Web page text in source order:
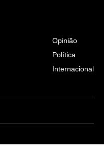
Opinião
Política
Internacional